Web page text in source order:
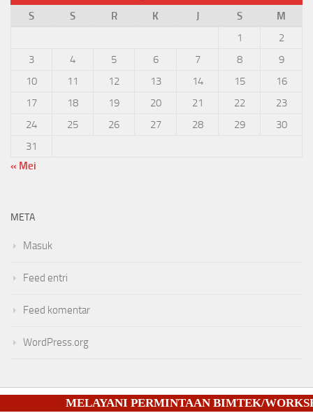
S
S R K J S
M
1
2
3
4 5 6 7 8
9
10
11 12 13 14 15
16
17
18 19 20 21 22
23
24
25 26 27 28 29
30
31
« Mei
META
Masuk
Feed entri
Feed komentar
WordPress.org
MELAYANI PERMINTAAN BIMTEK/